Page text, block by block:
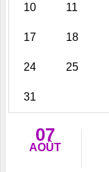
10 11
17 18
24 25
31
07
AOÛT